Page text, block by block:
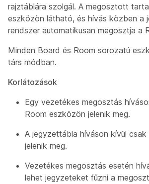
rajztáblára szolgál. A megosztott
eszközön látható, és hívás közben a
rendszer automatikusan megosztja a
Minden Board és Room sorozatú
társ módban.
Korlátozások
Egy vezetékes megosztás
Room eszközön jelenik meg.
A jegyzettábla híváson kívül
jelenik meg.
Vezetékes megosztás esetén
lehet jegyzeteket fűzni a